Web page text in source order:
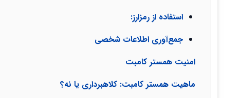
استفاده از رمزارز:
جمع‌آوری اطلاعات شخصی
امنیت همستر کامبت
ماهیت همستر کامبت: کلاهبرداری یا نه؟